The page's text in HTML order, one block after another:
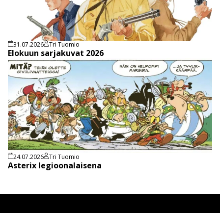
31.07.2026 Tri Tuomio
Elokuun sarjakuvat 2026
24.07.2026 Tri Tuomio
Asterix legioonalaisena